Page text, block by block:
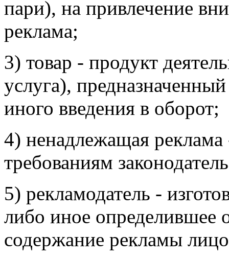
пари), на привлечение
реклама;
3) товар - продукт
услуга),
иного введения в оборот;
4) ненадлежащая
требованиям
5) рекламодатель -
либо иное определившее
содержание рекламы